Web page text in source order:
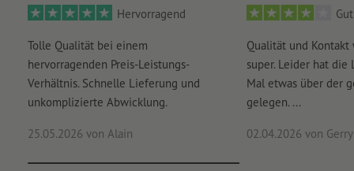
Hervorragend
Tolle Qualität bei einem
hervorragenden Preis-Leistungs-
Verhältnis. Schnelle Lieferung und
unkomplizierte Abwicklung.
25.05.2026 von Alain
Gut
Qualität und
super. Leider hat
Mal etwas über der
gelegen. ...
02.04.2026 von